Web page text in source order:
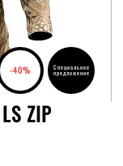
-40% Специальное
предложение
ZIP